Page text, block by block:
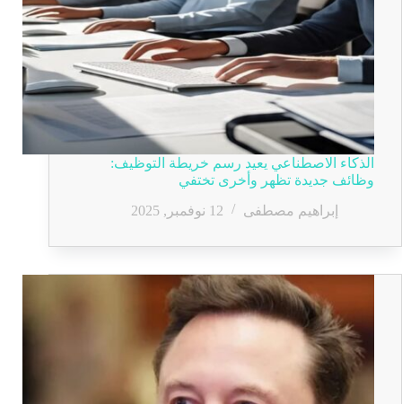
الذكاء الاصطناعي يعيد رسم خريطة التوظيف:
وظائف جديدة تظهر وأخرى تختفي
إبراهيم مصطفى
12 نوفمبر, 2025